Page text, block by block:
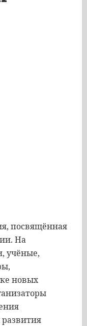
посвящённая
На
учёные,
новых